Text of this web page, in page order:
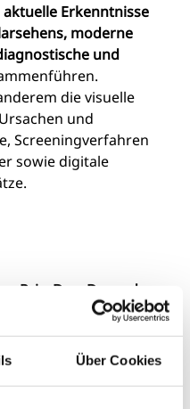
Über Cookies
aktuelle Erkenntnisse
moderne
und
die visuelle
und
Screeningverfahren
sowie digitale
Priv.-Doz. Dr. med.
sowie die beiden DOZ-
aus Hankensbüttel